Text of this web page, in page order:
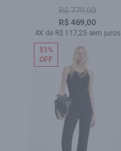
Gisele Patheph
Lav.Escuro
R$ 779,00
R$ 469,00
4X de R$ 117,25 sem juros
51%
OFF